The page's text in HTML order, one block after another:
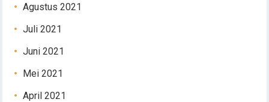
Agustus 2021
Juli 2021
Juni 2021
Mei 2021
April 2021